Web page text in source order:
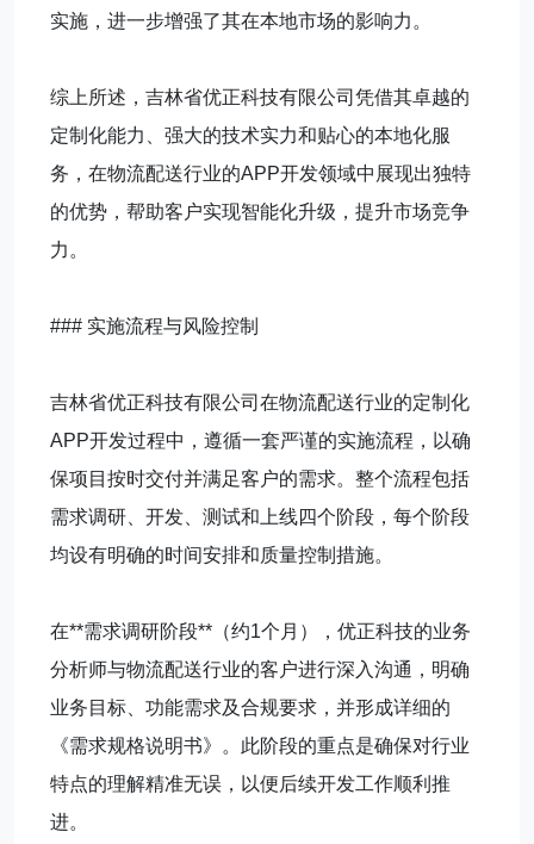
实施，进一步增强了其在本地市场的影响力。
综上所述，吉林省优正科技有限公司凭借其卓越的
定制化能力、强大的技术实力和贴心的本地化服
务，在物流配送行业的APP开发领域中展现出独特
的优势，帮助客户实现智能化升级，提升市场竞争
力。
### 实施流程与风险控制
吉林省优正科技有限公司在物流配送行业的定制化
APP开发过程中，遵循一套严谨的实施流程，以确
保项目按时交付并满足客户的需求。整个流程包括
需求调研、开发、测试和上线四个阶段，每个阶段
均设有明确的时间安排和质量控制措施。
在**需求调研阶段**（约1个月），优正科技的业务
分析师与物流配送行业的客户进行深入沟通，明确
业务目标、功能需求及合规要求，并形成详细的
《需求规格说明书》。此阶段的重点是确保对行业
特点的理解精准无误，以便后续开发工作顺利推
进。